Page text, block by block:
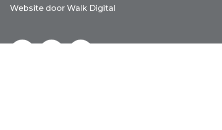
Website door Walk Digital